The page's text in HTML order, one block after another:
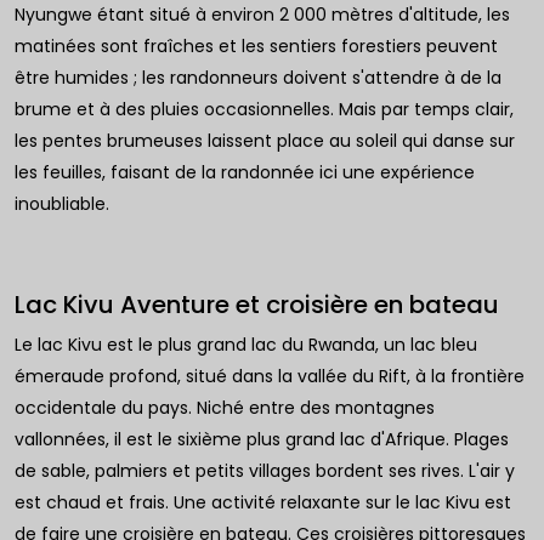
Nyungwe étant situé à environ 2 000 mètres d'altitude, les
matinées sont fraîches et les sentiers forestiers peuvent
être humides ; les randonneurs doivent s'attendre à de la
brume et à des pluies occasionnelles. Mais par temps clair,
les pentes brumeuses laissent place au soleil qui danse sur
les feuilles, faisant de la randonnée ici une expérience
inoubliable.
Lac Kivu Aventure et croisière en bateau
Le lac Kivu est le plus grand lac du Rwanda, un lac bleu
émeraude profond, situé dans la vallée du Rift, à la frontière
occidentale du pays. Niché entre des montagnes
vallonnées, il est le sixième plus grand lac d'Afrique. Plages
de sable, palmiers et petits villages bordent ses rives. L'air y
est chaud et frais. Une activité relaxante sur le lac Kivu est
de faire une croisière en bateau. Ces croisières pittoresques